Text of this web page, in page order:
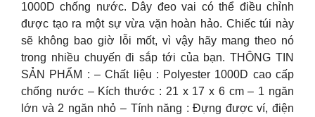
1000D chống nước. Dây đeo vai có thể điều chỉnh
được tạo ra một sự vừa vặn hoàn hảo. Chiếc túi này
sẽ không bao giờ lỗi mốt, vì vậy hãy mang theo nó
trong nhiều chuyến đi sắp tới của bạn. THÔNG TIN
SẢN PHẨM : – Chất liệu : Polyester 1000D cao cấp
chống nước – Kích thước : 21 x 17 x 6 cm – 1 ngăn
lớn và 2 ngăn nhỏ – Tính năng : Đựng được ví, điện